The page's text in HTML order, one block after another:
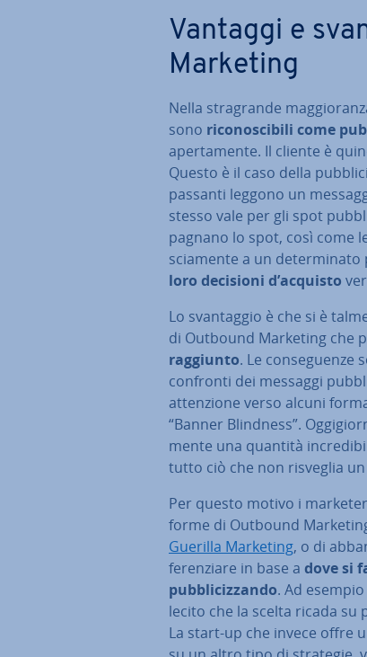
Vantaggi e
Marketing
Nella stra­gran­de
sono ri­co­no­sci­bi­li come
aper­ta­men­te. Il cliente è
Questo è il caso della
passanti leggono un
stesso vale per gli spot
pa­gna­no lo spot, così come
scia­men­te a un
loro decisioni d’acquisto
Lo svan­tag­gio è che si è
di Outbound Marketing che
raggiunto. Le con­se­guen­ze
confronti dei messaggi
at­ten­zio­ne verso alcuni
“Banner Blindness”.
men­te una quantità
tutto ciò che non risveglia
Per questo motivo i
forme di Outbound
Guerilla Marketing, o di
fe­ren­zia­re in base a dove si
pub­bli­ciz­zan­do. Ad
lecito che la scelta ricada
La start-up che invece offre